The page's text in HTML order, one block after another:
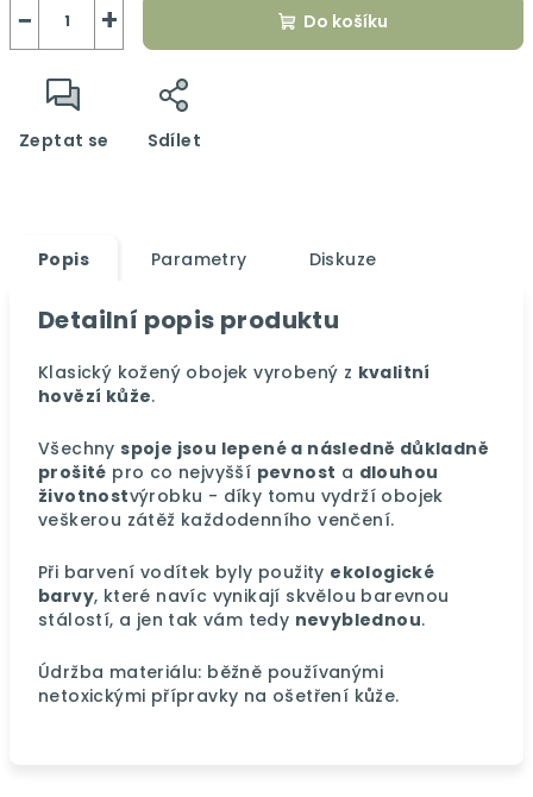
+
− Do košíku
Zeptat se Sdílet
Popis Parametry Diskuze
Detailní popis produktu
Klasický kožený obojek vyrobený z kvalitní
hovězí kůže.
Všechnyspoje jsou lepené a následně důkladně
prošité pro co nejvyšší pevnost a dlouhou
životnostvýrobku - díky tomu vydrží obojek
veškerou zátěž každodenního venčení.
Při barvení vodítek byly použity ekologické
barvy, které navíc vynikají skvělou barevnou
stálostí, a jen tak vám tedy nevyblednou.
Údržba materiálu: běžně používanými
netoxickými přípravky na ošetření kůže.